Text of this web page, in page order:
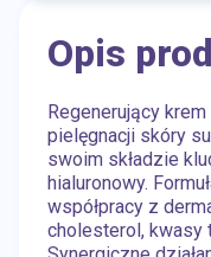
Opis
Regenerujący
pielęgnacji skóry
swoim składzie
hialuronowy.
współpracy z
cholesterol, kwasy